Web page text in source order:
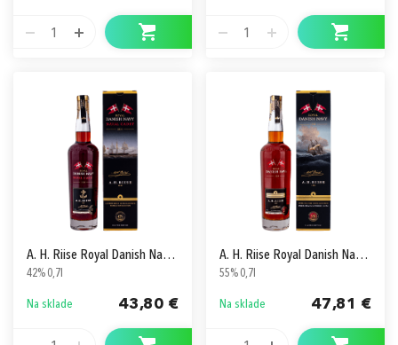
1 1
A. H. Riise Royal Danish Navy Naval Cadet
42% 0,7l
Na sklade 43,80 €
A. H. Riise Royal Danish Navy Strength
55% 0,7l
Na sklade 47,81 €